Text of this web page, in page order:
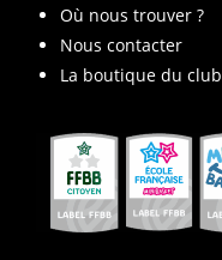
Où nous trouver ?
Nous contacter
La boutique du club